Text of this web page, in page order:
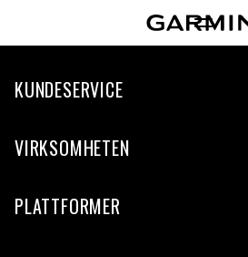
KUNDESERVICE
VIRKSOMHETEN
PLATTFORMER